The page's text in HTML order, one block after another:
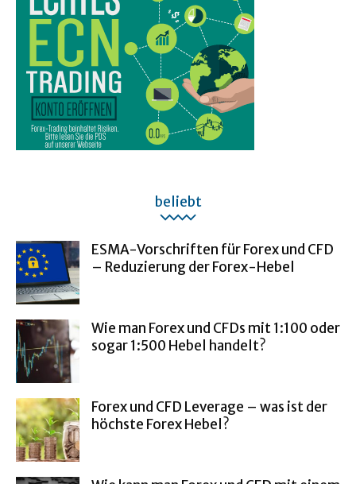
beliebt
ESMA-Vorschriften für Forex und CFD
– Reduzierung der Forex-Hebel
Wie man Forex und CFDs mit 1:100 oder
sogar 1:500 Hebel handelt?
Forex und CFD Leverage – was ist der
höchste Forex Hebel?